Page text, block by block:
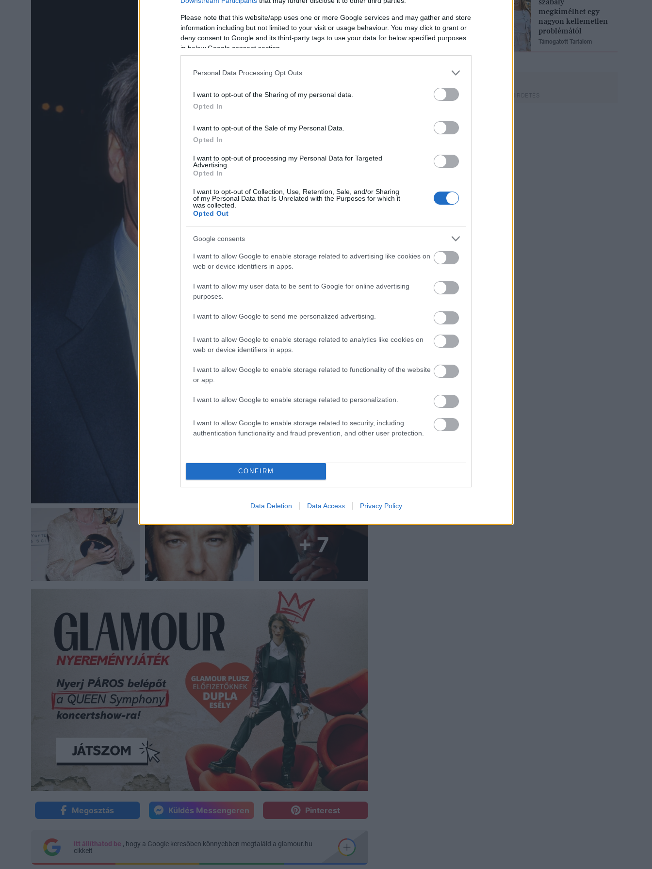
Please note that this website/app uses one or more Google services and may gather and store
information including but not limited to your visit or usage behaviour. You may click to grant or
deny consent to Google and its third-party tags to use your data for below specified purposes
in below Google consent section.
Personal Data Processing Opt Outs
I want to opt-out of the Sharing of my personal data.
Opted In
I want to opt-out of the Sale of my Personal Data.
Opted In
I want to opt-out of processing my Personal Data for Targeted
Advertising.
Opted In
I want to opt-out of Collection, Use, Retention, Sale, and/or Sharing
of my Personal Data that Is Unrelated with the Purposes for which it
was collected.
Opted Out
Google consents
I want to allow Google to enable storage related to advertising like cookies on
web or device identifiers in apps.
I want to allow my user data to be sent to Google for online advertising
purposes.
I want to allow Google to send me personalized advertising.
I want to allow Google to enable storage related to analytics like cookies on
web or device identifiers in apps.
I want to allow Google to enable storage related to functionality of the website
or app.
I want to allow Google to enable storage related to personalization.
I want to allow Google to enable storage related to security, including
authentication functionality and fraud prevention, and other user protection.
CONFIRM
Data Deletion Data Access Privacy Policy
+ 7
Megosztás Küldés Messengeren Pinterest
Itt állíthatod be , hogy a Google keresőben könnyebben megtaláld a glamour.hu
cikkeit
megkímélhet egy
nagyon kellemetlen
problémától
Támogatott Tartalom